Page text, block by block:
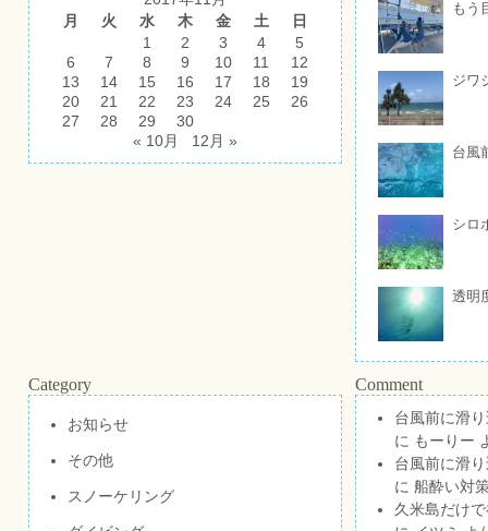
月
火 水 木 金 土
日
1
2 3 4
5
6
7 8 9 10 11
12
13
14 15 16 17 18
19
20
21 22 23 24 25
26
27
28 29
30
« 10月
12月 »
もう
ジワ
台風
シロ
透明
Category
お知らせ
その他
スノーケリング
Comment
台風前に滑
に もーりー
台風前に滑
に 船酔い対
久米島だけ